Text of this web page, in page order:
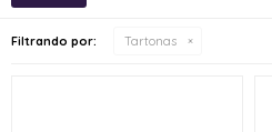
Filtrando por: Tartonas